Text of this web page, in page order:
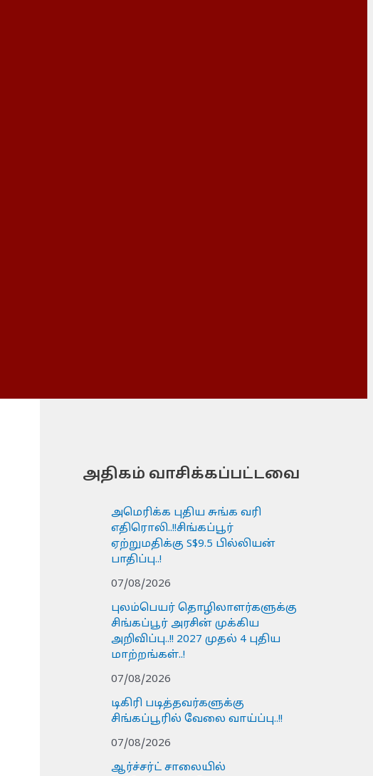
அதிகம் வாசிக்கப்பட்டவை
அமெரிக்க புதிய சுங்க வரி
எதிரொலி..!!சிங்கப்பூர்
ஏற்றுமதிக்கு S$9.5 பில்லியன்
பாதிப்பு..!
07/08/2026
புலம்பெயர் தொழிலாளர்களுக்கு
சிங்கப்பூர் அரசின் முக்கிய
அறிவிப்பு..!! 2027 முதல் 4 புதிய
மாற்றங்கள்..!
07/08/2026
டிகிரி படித்தவர்களுக்கு
சிங்கப்பூரில் வேலை வாய்ப்பு..!!
07/08/2026
ஆர்ச்சர்ட் சாலையில்